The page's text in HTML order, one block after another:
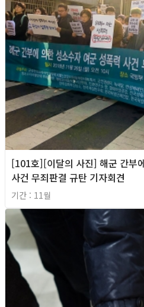
[101호][이달의 사진] 해군 간부
사건 무죄판결 규탄 기자회견
기간 : 11월